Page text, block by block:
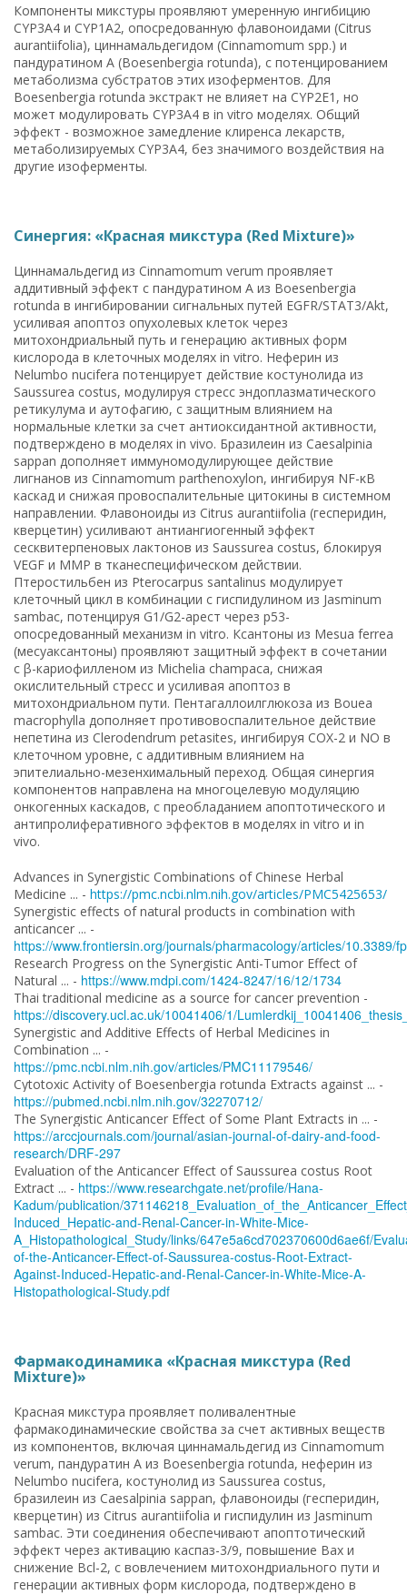
Компоненты микстуры проявляют умеренную ингибицию
CYP3A4 и CYP1A2, опосредованную флавоноидами (Citrus
aurantiifolia), циннамальдегидом (Cinnamomum spp.) и
пандуратином A (Boesenbergia rotunda), с потенцированием
метаболизма субстратов этих изоферментов. Для
Boesenbergia rotunda экстракт не влияет на CYP2E1, но
может модулировать CYP3A4 в in vitro моделях. Общий
эффект - возможное замедление клиренса лекарств,
метаболизируемых CYP3A4, без значимого воздействия на
другие изоферменты.
Синергия: «Красная микстура (Red Mixture)»
Циннамальдегид из Cinnamomum verum проявляет
аддитивный эффект с пандуратином A из Boesenbergia
rotunda в ингибировании сигнальных путей EGFR/STAT3/Akt,
усиливая апоптоз опухолевых клеток через
митохондриальный путь и генерацию активных форм
кислорода в клеточных моделях in vitro. Неферин из
Nelumbo nucifera потенцирует действие костунолида из
Saussurea costus, модулируя стресс эндоплазматического
ретикулума и аутофагию, с защитным влиянием на
нормальные клетки за счет антиоксидантной активности,
подтверждено в моделях in vivo. Бразилеин из Caesalpinia
sappan дополняет иммуномодулирующее действие
лигнанов из Cinnamomum parthenoxylon, ингибируя NF-κB
каскад и снижая провоспалительные цитокины в системном
направлении. Флавоноиды из Citrus aurantiifolia (гесперидин,
кверцетин) усиливают антиангиогенный эффект
сесквитерпеновых лактонов из Saussurea costus, блокируя
VEGF и MMP в тканеспецифическом действии.
Птеростильбен из Pterocarpus santalinus модулирует
клеточный цикл в комбинации с гиспидулином из Jasminum
sambac, потенцируя G1/G2-арест через p53-
опосредованный механизм in vitro. Ксантоны из Mesua ferrea
(месуаксантоны) проявляют защитный эффект в сочетании
с β-кариофилленом из Michelia champaca, снижая
окислительный стресс и усиливая апоптоз в
митохондриальном пути. Пентагаллоилглюкоза из Bouea
macrophylla дополняет противовоспалительное действие
непетина из Clerodendrum petasites, ингибируя COX-2 и NO в
клеточном уровне, с аддитивным влиянием на
эпителиально-мезенхимальный переход. Общая синергия
компонентов направлена на многоцелевую модуляцию
онкогенных каскадов, с преобладанием апоптотического и
антипролиферативного эффектов в моделях in vitro и in
vivo.
Advances in Synergistic Combinations of Chinese Herbal
Medicine ... - https://pmc.ncbi.nlm.nih.gov/articles/PMC5425653/
Synergistic effects of natural products in combination with
anticancer ... -
https://www.frontiersin.org/journals/pharmacology/articles/10.3389/
Research Progress on the Synergistic Anti-Tumor Effect of
Natural ... - https://www.mdpi.com/1424-8247/16/12/1734
Thai traditional medicine as a source for cancer prevention -
https://discovery.ucl.ac.uk/10041406/1/
Synergistic and Additive Effects of Herbal Medicines in
Combination ... -
https://pmc.ncbi.nlm.nih.gov/articles/PMC11179546/
Cytotoxic Activity of Boesenbergia rotunda Extracts against ... -
https://pubmed.ncbi.nlm.nih.gov/32270712/
The Synergistic Anticancer Effect of Some Plant Extracts in ... -
https://arccjournals.com/journal/asian-journal-of-dairy-and-food-
research/DRF-297
Evaluation of the Anticancer Effect of Saussurea costus Root
Extract ... - https://www.researchgate.net/profile/Hana-
Kadum/publication/
Induced_Hepatic-and-Renal-Cancer-in-White-Mice-
A_Histopathological_Study/links/647e5a6cd702370600d6ae6f/
of-the-Anticancer-Effect-of-Saussurea-costus-Root-Extract-
Against-Induced-Hepatic-and-Renal-Cancer-in-White-Mice-A-
Histopathological-Study.pdf
Фармакодинамика «Красная микстура (Red
Mixture)»
Красная микстура проявляет поливалентные
фармакодинамические свойства за счет активных веществ
из компонентов, включая циннамальдегид из Cinnamomum
verum, пандуратин A из Boesenbergia rotunda, неферин из
Nelumbo nucifera, костунолид из Saussurea costus,
бразилеин из Caesalpinia sappan, флавоноиды (гесперидин,
кверцетин) из Citrus aurantiifolia и гиспидулин из Jasminum
sambac. Эти соединения обеспечивают апоптотический
эффект через активацию каспаз-3/9, повышение Bax и
снижение Bcl-2, с вовлечением митохондриального пути и
генерации активных форм кислорода, подтверждено в